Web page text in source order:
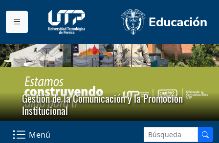
Gestión de la Comunicación y la Promoción
Institucional
Menú